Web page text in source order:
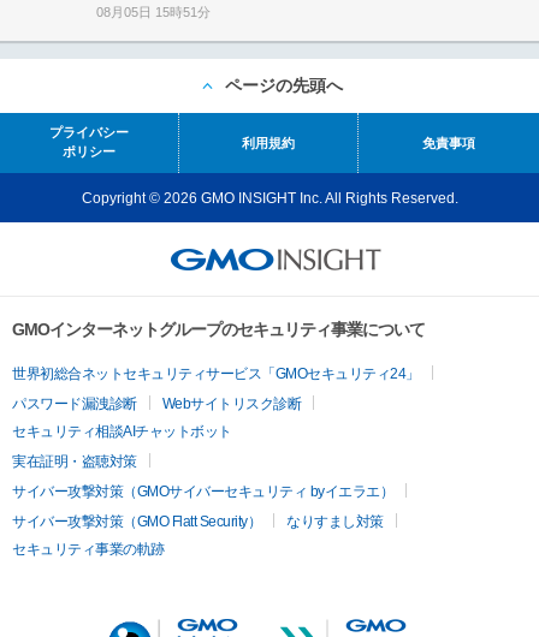
08月05日 15時51分
ページの先頭へ
プライバシー
ポリシー
利用規約 免責事項
Copyright © 2026 GMO INSIGHT Inc. All Rights Reserved.
GMOインターネットグループのセキュリティ事業について
世界初総合ネットセキュリティサービス「GMOセキュリティ24」
パスワード漏洩診断
Webサイトリスク診断
セキュリティ相談AIチャットボット
実在証明・盗聴対策
サイバー攻撃対策（GMOサイバーセキュリティ byイエラエ）
サイバー攻撃対策（GMO Flatt Security）
なりすまし対策
セキュリティ事業の軌跡